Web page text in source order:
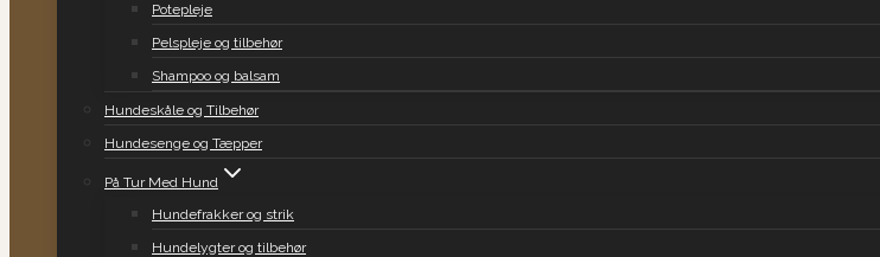
Potepleje
Pelspleje og tilbehør
Shampoo og balsam
Hundeskåle og Tilbehør
Hundesenge og Tæpper
På Tur Med Hund
Hundefrakker og strik
Hundelygter og tilbehør